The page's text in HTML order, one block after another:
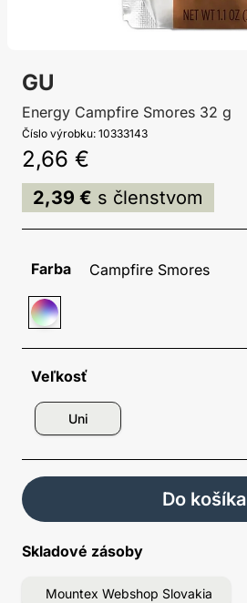
GU
Energy Campfire Smores 32 g
Číslo výrobku: 10333143
2,66 €
2,39 € s členstvom
Farba Campfire Smores
Veľkosť
Uni
Do košíka
Skladové zásoby
Mountex Webshop Slovakia